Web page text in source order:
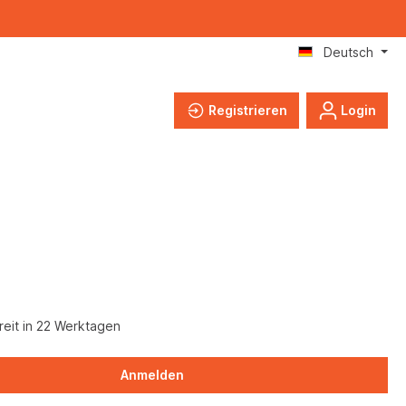
Deutsch
Registrieren Login
in 22 Werktagen
Anmelden